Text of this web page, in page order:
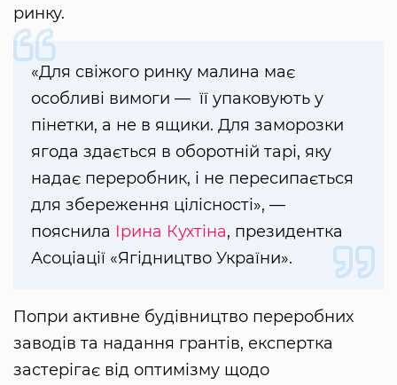
ринку.
«Для свіжого ринку малина має
особливі вимоги — її упаковують у
пінетки, а не в ящики. Для заморозки
ягода здається в оборотній тарі, яку
надає переробник, і не пересипається
для збереження цілісності», —
пояснила Ірина Кухтіна, президентка
Асоціації «Ягідництво України».
Попри активне будівництво переробних
заводів та надання грантів, експертка
застерігає від оптимізму щодо